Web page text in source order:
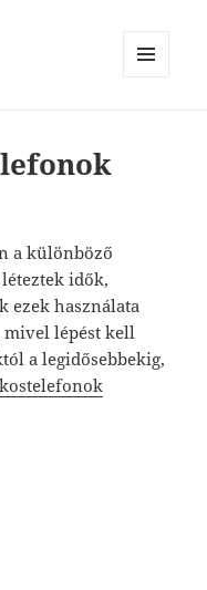
a különböző
idők,
ezek használata
mivel lépést kell
a legidősebbekig,